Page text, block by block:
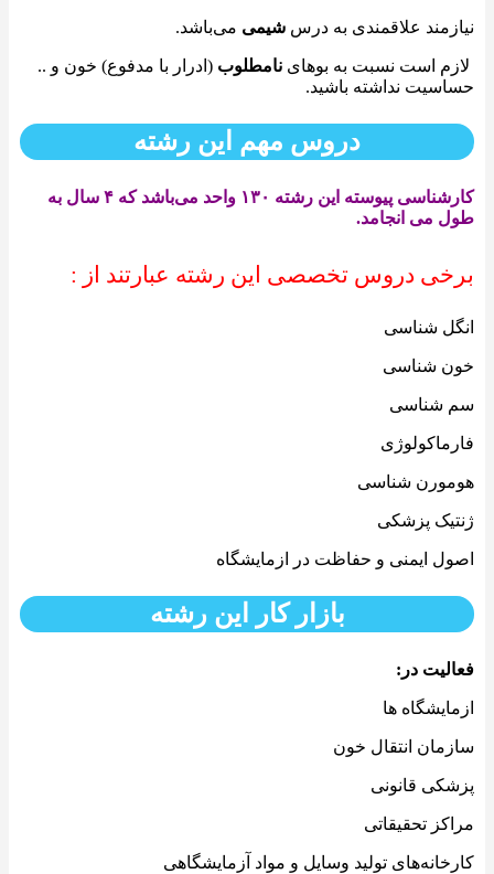
نیازمند علاقمندی به درس شیمی‌ می‌باشد.
لازم است نسبت به بوهای نامطلوب (ادرار با مدفوع) خون و ..
حساسیت نداشته باشید.
دروس مهم این رشته
کارشناسی پیوسته این رشته ۱۳۰ واحد می‌باشد که ۴ سال به
طول می انجامد.
برخی دروس تخصصی این رشته عبارتند از :
انگل شناسی
خون شناسی
سم شناسی
فارماکولوژی
هومورن شناسی
ژنتیک پزشکی
اصول ایمنی و حفاظت در ازمایشگاه
بازار کار این رشته
فعالیت در:
ازمایشگاه ها
سازمان انتقال خون
پزشکی قانونی
مراکز تحقیقاتی
کارخانه‌های تولید وسایل و مواد آزمایشگاهی